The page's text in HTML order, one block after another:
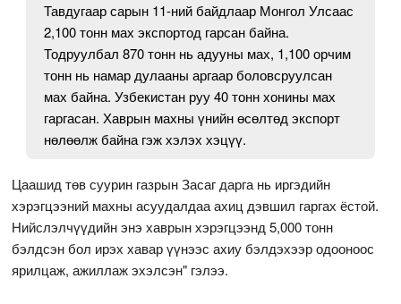
Тавдугаар сарын 11-ний байдлаар Монгол Улсаас
2,100 тонн мах экспортод гарсан байна.
Тодруулбал 870 тонн нь адууны мах, 1,100 орчим
тонн нь намар дулааны аргаар боловсруулсан
мах байна. Узбекистан руу 40 тонн хонины мах
гаргасан. Хаврын махны үнийн өсөлтөд экспорт
нөлөөлж байна гэж хэлэх хэцүү.
Цаашид төв суурин газрын Засаг дарга нь иргэдийн
хэрэгцээний махны асуудалдаа ахиц дэвшил гаргах ёстой.
Нийслэлчүүдийн энэ хаврын хэрэгцээнд 5,000 тонн
бэлдсэн бол ирэх хавар үүнээс ахиу бэлдэхээр одооноос
ярилцаж, ажиллаж эхэлсэн" гэлээ.